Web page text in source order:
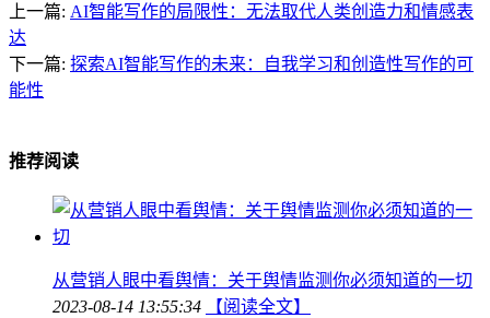
上一篇: AI智能写作的局限性：无法取代人类创造力和情感表
达
下一篇: 探索AI智能写作的未来：自我学习和创造性写作的可
能性
推荐阅读
从营销人眼中看舆情：关于舆情监测你必须知道的一切
2023-08-14 13:55:34
【阅读全文】